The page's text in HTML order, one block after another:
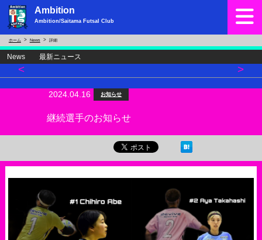
Ambition
Ambition/Saitama Futsal Club
ホーム News 詳細
News 最新ニュース
< >
2024.04.16 お知らせ
継続選手のお知らせ